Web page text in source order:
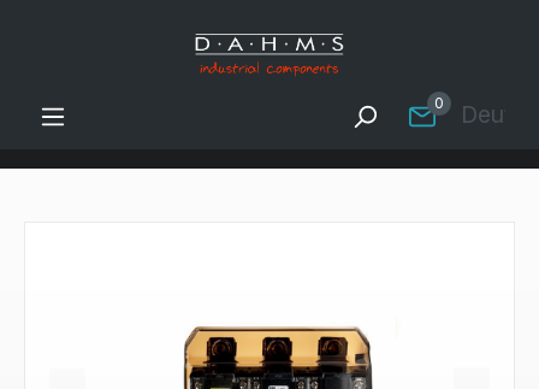
Zum Hauptinhalt springen
0